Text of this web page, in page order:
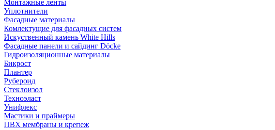
Монтажные ленты
Уплотнители
Фасадные материалы
Комлектущие для фасадных систем
Искуственный камень White Hills
Фасадные панели и сайдинг Döcke
Гидроизоляционные материалы
Бикрост
Плантер
Рубероид
Стеклоизол
Техноэласт
Унифлекс
Мастики и праймеры
ПВХ мембраны и крепеж